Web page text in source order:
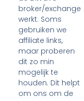
broker/exchange
werkt. Soms
gebruiken we
affiliate links,
maar proberen
dit zo min
mogelijk te
houden. Dit helpt
om ons om de